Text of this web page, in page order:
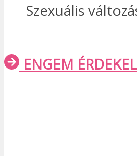
Szexuális
ENGEM